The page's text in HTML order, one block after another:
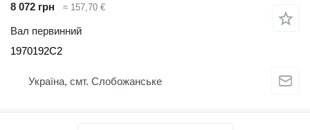
8 072 грн
≈ 157,70 €
Вал первинний
1970192C2
Україна, смт. Слобожанське